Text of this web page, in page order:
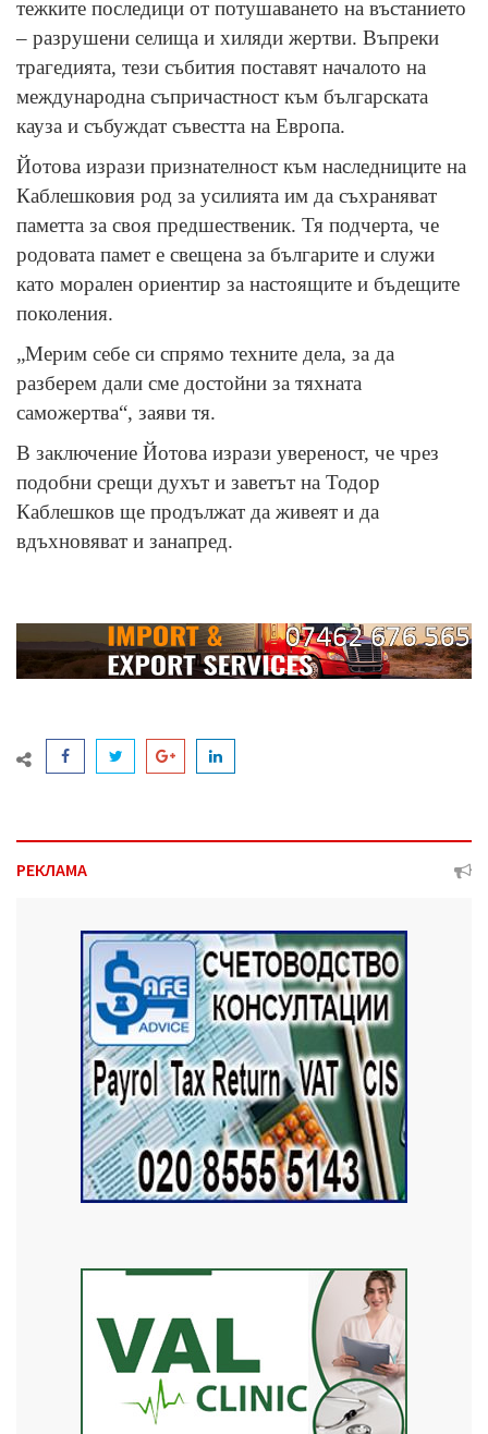
тежките последици от потушаването на въстанието
– разрушени селища и хиляди жертви. Въпреки
трагедията, тези събития поставят началото на
международна съпричастност към българската
кауза и събуждат съвестта на Европа.
Йотова изрази признателност към наследниците на
Каблешковия род за усилията им да съхраняват
паметта за своя предшественик. Тя подчерта, че
родовата памет е свещена за българите и служи
като морален ориентир за настоящите и бъдещите
поколения.
„Мерим себе си спрямо техните дела, за да
разберем дали сме достойни за тяхната
саможертва“, заяви тя.
В заключение Йотова изрази увереност, че чрез
подобни срещи духът и заветът на Тодор
Каблешков ще продължат да живеят и да
вдъхновяват и занапред.
РЕКЛАМА